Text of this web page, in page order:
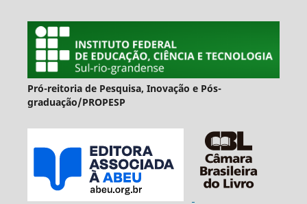
Pró-reitoria de Pesquisa, Inovação e Pós-
graduação/PROPESP